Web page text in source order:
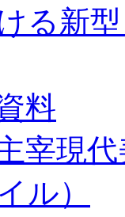
る新
料
宰現
ル）